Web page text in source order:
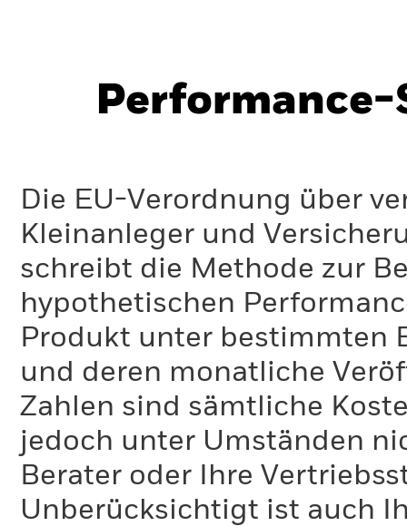
Performance-
Die EU-Verordnung über
Kleinanleger und
schreibt die Methode zur
hypothetischen
Produkt unter bestimmten
und deren monatliche
Zahlen sind sämtliche
jedoch unter Umständen
Berater oder Ihre
Unberücksichtigt ist auch